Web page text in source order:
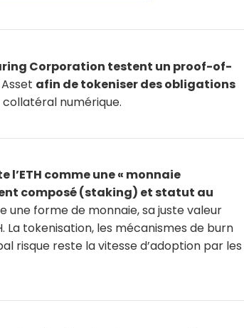
Corporation testent un proof-of-
afin de tokeniser des obligations
numérique.
l’ETH comme une « monnaie
composé (staking) et statut au
une forme de monnaie, sa juste valeur
tokenisation, les mécanismes de burn
risque reste la vitesse d’adoption par les